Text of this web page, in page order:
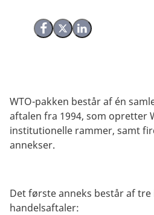
Del på Facebook
Del på X (Twitter)
Del på LinkedIn
WTO-pakken består af én
aftalen fra 1994, som opretter
institutionelle rammer, samt
annekser.
Det første anneks består af
handelsaftaler: